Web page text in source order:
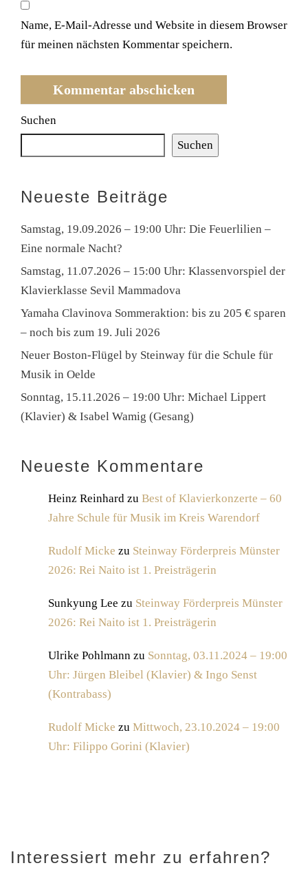
Name, E-Mail-Adresse und Website in diesem Browser
für meinen nächsten Kommentar speichern.
Suchen
Suchen
Neueste Beiträge
Samstag, 19.09.2026 – 19:00 Uhr: Die Feuerlilien –
Eine normale Nacht?
Samstag, 11.07.2026 – 15:00 Uhr: Klassenvorspiel der
Klavierklasse Sevil Mammadova
Yamaha Clavinova Sommeraktion: bis zu 205 € sparen
– noch bis zum 19. Juli 2026
Neuer Boston-Flügel by Steinway für die Schule für
Musik in Oelde
Sonntag, 15.11.2026 – 19:00 Uhr: Michael Lippert
(Klavier) & Isabel Wamig (Gesang)
Neueste Kommentare
Heinz Reinhard zu Best of Klavierkonzerte – 60
Jahre Schule für Musik im Kreis Warendorf
Rudolf Micke zu Steinway Förderpreis Münster
2026: Rei Naito ist 1. Preisträgerin
Sunkyung Lee zu Steinway Förderpreis Münster
2026: Rei Naito ist 1. Preisträgerin
Ulrike Pohlmann zu Sonntag, 03.11.2024 – 19:00
Uhr: Jürgen Bleibel (Klavier) & Ingo Senst
(Kontrabass)
Rudolf Micke zu Mittwoch, 23.10.2024 – 19:00
Uhr: Filippo Gorini (Klavier)
Interessiert mehr zu erfahren?